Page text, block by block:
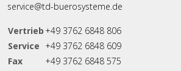
service@td-buerosysteme.de
Vertrieb +49 3762 6848 806
Service +49 3762 6848 609
Fax
+49 3762 6848 575